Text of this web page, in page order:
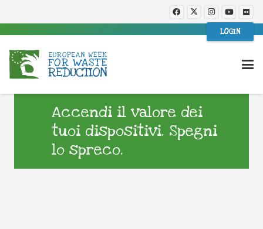
LOGIN
Accendi il valore dei
tuoi dispositivi. Spegni
lo spreco.